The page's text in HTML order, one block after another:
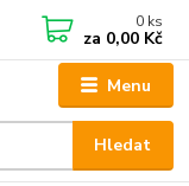
Menu
Hledat
0 ks
za 0,00 Kč